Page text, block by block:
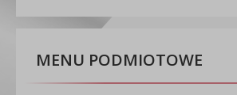
MENU PODMIOTOWE